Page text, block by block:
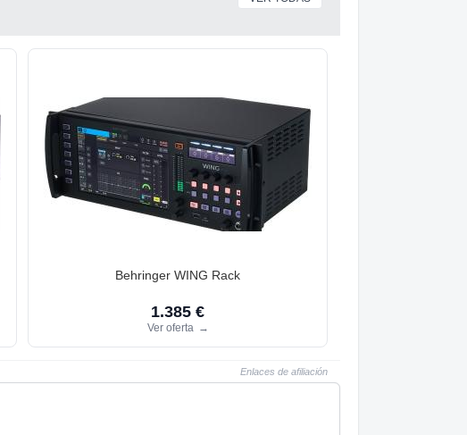
Behringer WING Rack
1.385 €
Ver oferta →
Enlaces de afiliación